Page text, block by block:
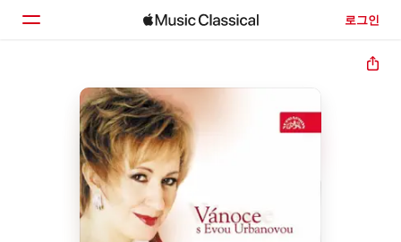
로그인
둘러보기
검색